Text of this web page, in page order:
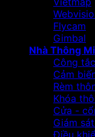
Flycam
Gimbal
Nhà Thông
Công
Cảm
Rèm
Khóa
Cửa -
Giám
Điều